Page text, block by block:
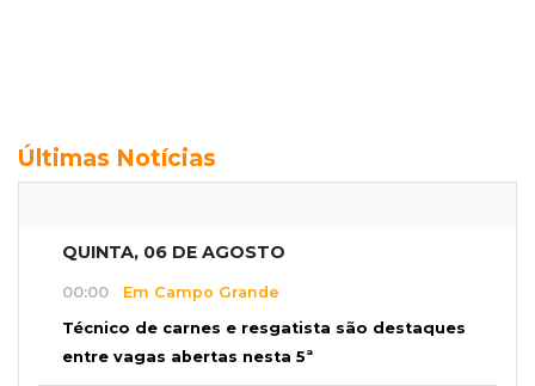
Últimas Notícias
QUINTA, 06 DE AGOSTO
00:00 Em Campo Grande
Técnico de carnes e resgatista são destaques
entre vagas abertas nesta 5ª